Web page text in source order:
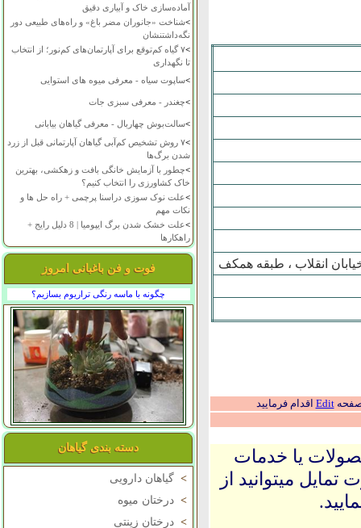
آماده‌سازی خاک و آبیاری دقیق
>شناخت «جانوران مضر باغ» و راه‌های طبیعی دور
نگه‌داشتنشان
>
۷ گیاه کم‌توقع برای آپارتمان‌های کم‌نور؛ از انتخاب
تا نگهداری
>ساپوت سیاه - معرفی میوه های استوایی
>چغندر - معرفی سبزی جات
>سالت‌بوش چهاربال - معرفی گیاهان بیابانی
>
۷ روش تشخیص کم‌آبی گیاهان آپارتمانی قبل از زرد
شدن برگ‌ها
>چطور با آزمایش خانگی بافت و زهکشی، بهترین
خاک کشاورزی را انتخاب کنیم؟
>علت نوک سوزی دراسنا پرچمی + راه حل ها و
نکات مهم
>
علت خشک شدن برگ ایپومیا | 8 دلیل رایج +
راهکارها
فوت و فن باغبانی امروز
چگونه با ماسه رنگی تراریوم بسازیم؟
دسته بندی گیاهان
> گیاهان دارویی
> درختان میوه
> درختان زینتی
انقلاب ، طبقه همکف
صفحهEdit اقدام فرمایید
یا خدمات
میتوانید از